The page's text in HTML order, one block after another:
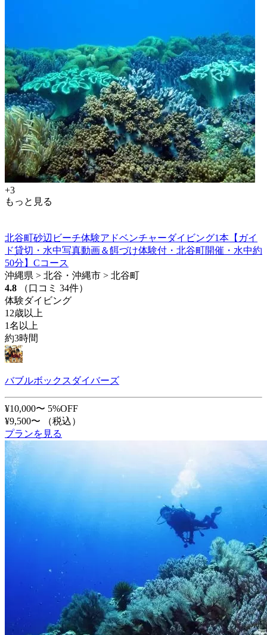
+3
もっと見る
北谷町砂辺ビーチ体験アドベンチャーダイビング1本【ガイ
ド貸切・水中写真動画＆餌づけ体験付・北谷町開催・水中約
50分】Cコース
沖縄県 > 北谷・沖縄市 > 北谷町
4.8
（口コミ 34件）
体験ダイビング
12歳以上
1名以上
約3時間
バブルボックスダイバーズ
¥10,000〜 5%OFF
¥9,500〜
（税込）
プランを見る